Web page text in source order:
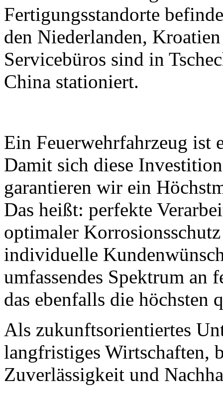
Fertigungsstandorte
den Niederlanden,
Servicebüros sind in
China stationiert.
Ein Feuerwehrfahrzeug
Damit sich diese
garantieren wir ein
Das heißt: perfekte
optimaler
individuelle
umfassendes Spektrum an
das ebenfalls die
Als zukunftsorientiertes
langfristiges Wirtschaften,
Zuverlässigkeit und